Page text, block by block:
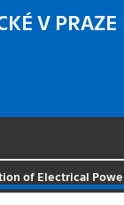
V PRAZE
of Electrical